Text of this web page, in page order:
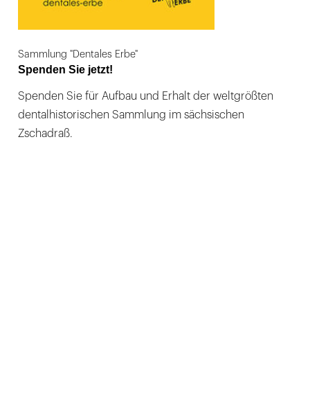
Sammlung "Dentales Erbe"
Spenden Sie jetzt!
Spenden Sie für Aufbau und Erhalt der weltgrößten
dentalhistorischen Sammlung im sächsischen
Zschadraß.